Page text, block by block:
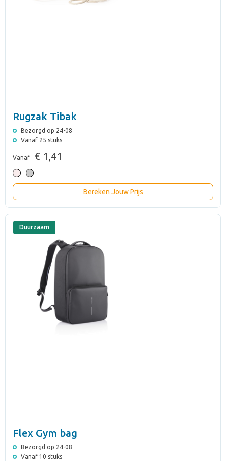
Rugzak Tibak
Bezorgd op 24-08
Vanaf 25 stuks
Vanaf € 1,41
Bereken Jouw Prijs
Duurzaam
Flex Gym bag
Bezorgd op 24-08
Vanaf 10 stuks